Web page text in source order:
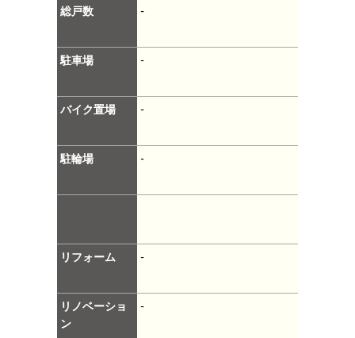
総戸数 -
駐車場 -
バイク置場 -
駐輪場 -
リフォーム -
リノベーショ
ン
-